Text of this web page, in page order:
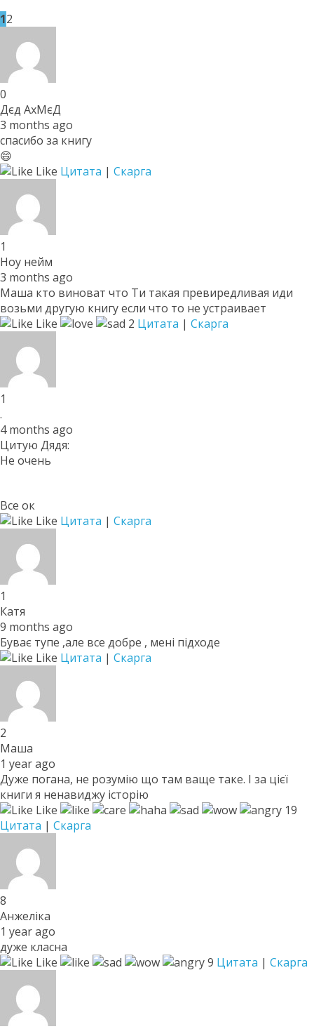
12
0
Дєд АхМєД
3 months ago
спасибо за книгу
😄
Like Цитата | Скарга
1
Ноу нейм
3 months ago
Маша кто виноват что Ти такая превиредливая иди
возьми другую книгу если что то не устраивает
Like
2 Цитата | Скарга
1
.
4 months ago
Цитую Дядя:
Не очень
Все ок
Like Цитата | Скарга
1
Катя
9 months ago
Буває тупе ,але все добре , мені підходе
Like Цитата | Скарга
2
Маша
1 year ago
Дуже погана, не розумію що там ваще таке. І за цієї
книги я ненавиджу історію
Like
19
Цитата | Скарга
8
Анжеліка
1 year ago
дуже класна
Like
9 Цитата | Скарга